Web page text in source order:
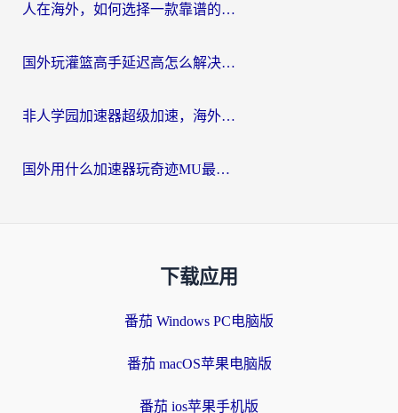
人在海外，如何选择一款靠谱的玩剑灵2加速器？
国外玩灌篮高手延迟高怎么解决？海外玩家国服游戏加速终极指南
非人学园加速器超级加速，海外玩家重返国服的通行证
国外用什么加速器玩奇迹MU最好？2026海外玩家国服游戏加速全攻略
下载应用
番茄 Windows PC电脑版
番茄 macOS苹果电脑版
番茄 ios苹果手机版